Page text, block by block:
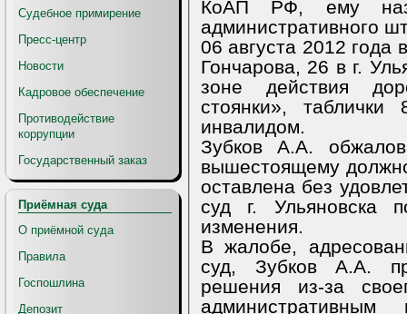
Судебное примирение
Пресс-центр
Новости
Кадровое обеспечение
Противодействие
коррупции
Государственный заказ
Приёмная суда
О приёмной суда
Правила
Госпошлина
Депозит
КоАП РФ, ему
административного
06 августа 2012 года
Гончарова, 26 в г.
зоне действия
стоянки»,
инвалидом.
Зубков А.А.
вышестоящему
оставлена без
суд г. Ульяновска
изменения.
В жалобе,
суд, Зубков А.А.
решения из-за